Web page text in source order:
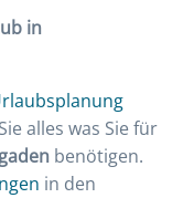
in
alles was Sie für
benötigen.
in den